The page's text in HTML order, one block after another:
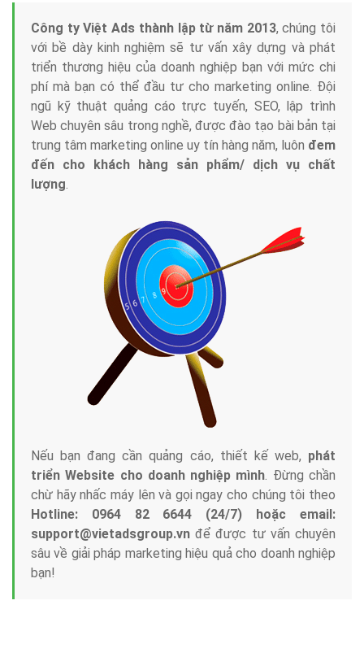
Tại sao chọn công ty Việt Ads làm đối tác
Marketing Online?
Công ty Việt Ads thành lập từ năm 2013
với bề dày kinh nghiệm sẽ tư vấn xây dựng và phát
triển thương hiệu của doanh nghiệp bạn với mức chi
phí mà bạn có thể đầu tư cho marketing online. Đội
ngũ kỹ thuật quảng cáo trực tuyến, SEO, lập trình
Web chuyên sâu trong nghề, được đào tạo bài bản tại
trung tâm marketing online uy tín hàng năm, luôn đem
đến cho khách hàng sản phẩm/ dịch vụ chất
lượng.